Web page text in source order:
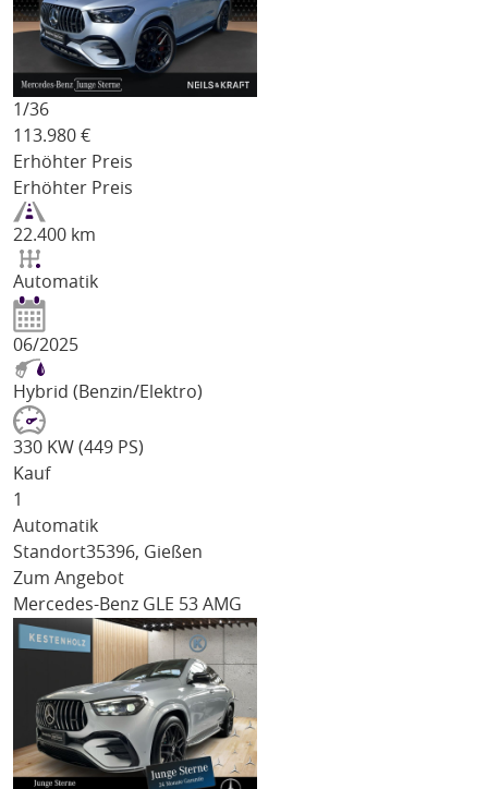
1/36
113.980 €
Erhöhter Preis
Erhöhter Preis
22.400 km
Automatik
06/2025
Hybrid (Benzin/Elektro)
330 KW (449 PS)
Kauf
1
Automatik
Standort35396, Gießen
Zum Angebot
Mercedes-Benz GLE 53 AMG